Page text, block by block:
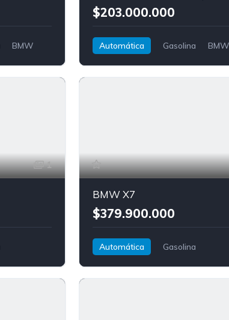
BMW
$203.000.000
Automática Gasolina
BMW
1
BMW X7
$379.900.000
Automática
Gasolina